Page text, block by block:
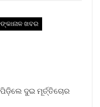
ଖବର
ଦୁଇ ମୂର୍ତ୍ତିଚୋର